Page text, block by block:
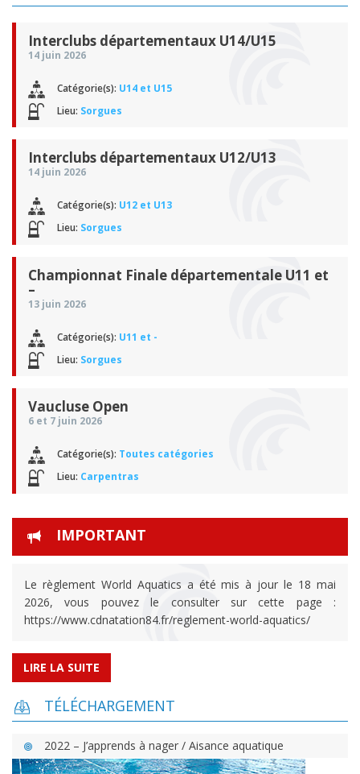
Interclubs départementaux U14/U15
14 juin 2026
Catégorie(s): U14 et U15
Lieu: Sorgues
Interclubs départementaux U12/U13
14 juin 2026
Catégorie(s): U12 et U13
Lieu: Sorgues
Championnat Finale départementale U11 et
–
13 juin 2026
Catégorie(s): U11 et -
Lieu: Sorgues
Vaucluse Open
6 et 7 juin 2026
Catégorie(s): Toutes catégories
Lieu: Carpentras
IMPORTANT
Le règlement World Aquatics a été mis à jour le 18 mai
2026, vous pouvez le consulter sur cette page :
https://www.cdnatation84.fr/reglement-world-aquatics/
LIRE LA SUITE
TÉLÉCHARGEMENT
2022 – J’apprends à nager / Aisance aquatique